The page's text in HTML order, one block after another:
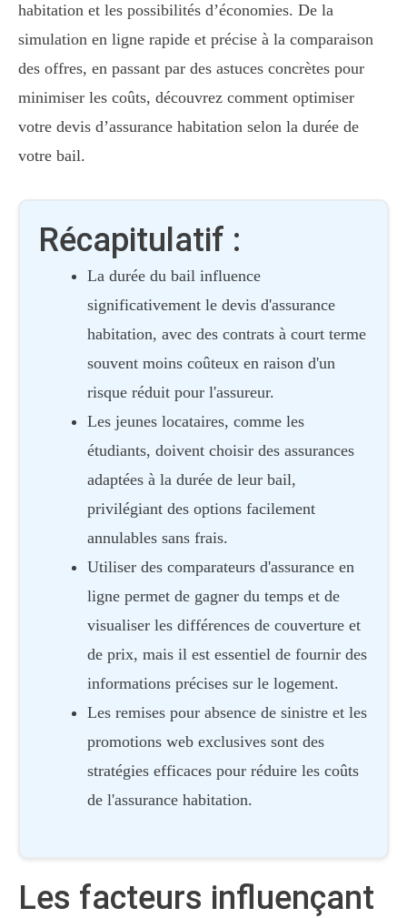
habitation et les possibilités d’économies. De la
simulation en ligne rapide et précise à la comparaison
des offres, en passant par des astuces concrètes pour
minimiser les coûts, découvrez comment optimiser
votre devis d’assurance habitation selon la durée de
votre bail.
Récapitulatif :
La durée du bail influence
significativement le devis d'assurance
habitation, avec des contrats à court terme
souvent moins coûteux en raison d'un
risque réduit pour l'assureur.
Les jeunes locataires, comme les
étudiants, doivent choisir des assurances
adaptées à la durée de leur bail,
privilégiant des options facilement
annulables sans frais.
Utiliser des comparateurs d'assurance en
ligne permet de gagner du temps et de
visualiser les différences de couverture et
de prix, mais il est essentiel de fournir des
informations précises sur le logement.
Les remises pour absence de sinistre et les
promotions web exclusives sont des
stratégies efficaces pour réduire les coûts
de l'assurance habitation.
Les facteurs influençant